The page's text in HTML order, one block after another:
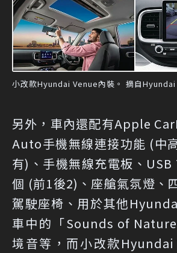
小改款Hyundai Venue內裝。 摘自
另外，車內還配有Apple
Auto手機無線連接功能 (中
有)、手機無線充電板、
個 (前1後2)、座艙氣氛燈、
駕駛座椅、用於其他
車中的「Sounds of
境音等，而小改款Hyundai